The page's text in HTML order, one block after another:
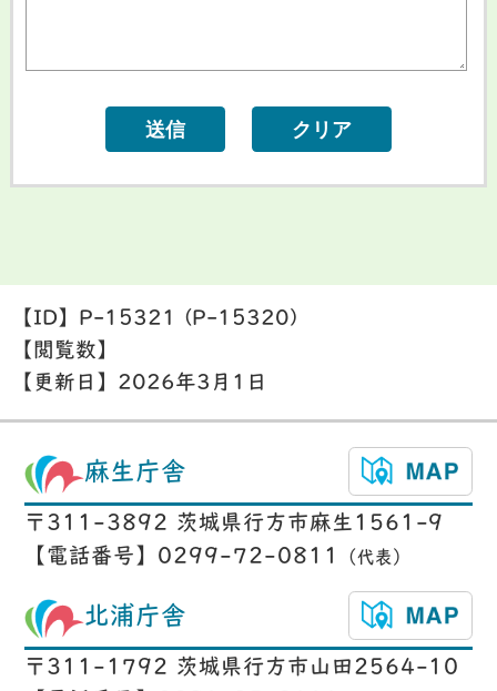
【ID】 P-15321 (P-15320)
【閲覧数】
【更新日】 2026年3月1日
麻生庁舎
〒311-3892 茨城県行方市麻生1561-9
【電話番号】0299-72-0811
（代表）
北浦庁舎
〒311-1792 茨城県行方市山田2564-10